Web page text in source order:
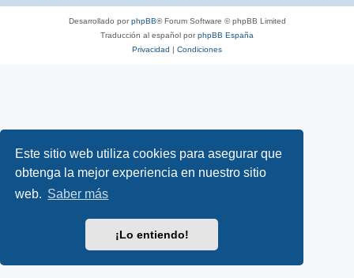
Este sitio web utiliza cookies para asegurar que
obtenga la mejor experiencia en nuestro sitio
web. Saber más
¡Lo entiendo!
Desarrollado porphpBB® Forum Software © phpBB Limited
Traducción al español porphpBB España
Privacidad | Condiciones